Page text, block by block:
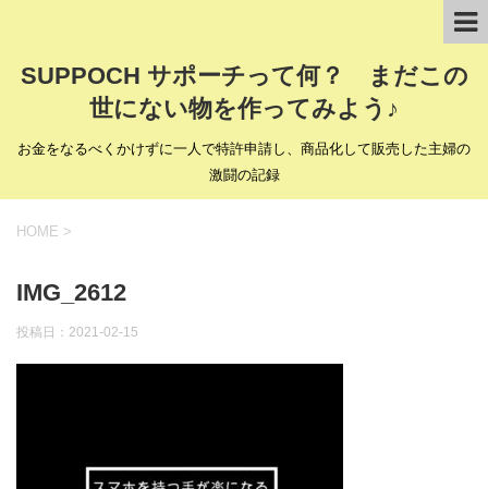
SUPPOCH サポーチって何？ まだこの
世にない物を作ってみよう♪
お金をなるべくかけずに一人で特許申請し、商品化して販売した主婦の
激闘の記録
HOME >
IMG_2612
投稿日： 2021-02-15